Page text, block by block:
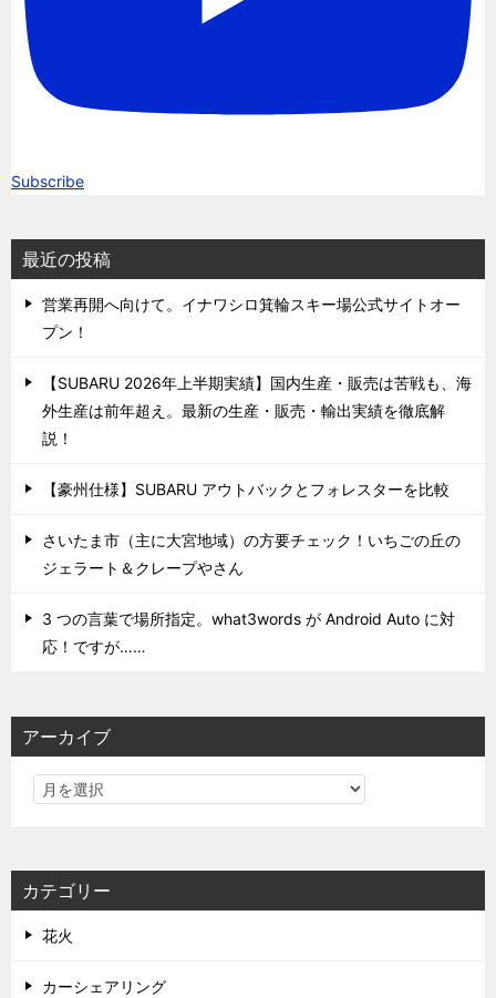
Subscribe
最近の投稿
営業再開へ向けて。イナワシロ箕輪スキー場公式サイトオー
プン！
【SUBARU 2026年上半期実績】国内生産・販売は苦戦も、海
外生産は前年超え。最新の生産・販売・輸出実績を徹底解
説！
【豪州仕様】SUBARU アウトバックとフォレスターを比較
さいたま市（主に大宮地域）の方要チェック！いちごの丘の
ジェラート＆クレープやさん
3 つの言葉で場所指定。what3words が Android Auto に対
応！ですが……
アーカイブ
カテゴリー
花火
カーシェアリング